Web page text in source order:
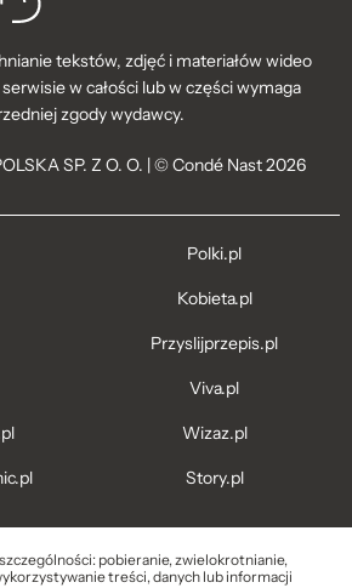
tekstów, zdjęć i materiałów wideo
w całości lub w części wymaga
zgody wydawcy.
SP. Z O. O. | © Condé Nast 2026
Polki.pl
Kobieta.pl
Przyslijprzepis.pl
Viva.pl
Wizaz.pl
Story.pl
pobieranie, zwielokrotnianie,
treści, danych lub informacji